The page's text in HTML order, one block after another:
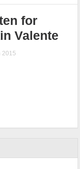
for
Valente
2015